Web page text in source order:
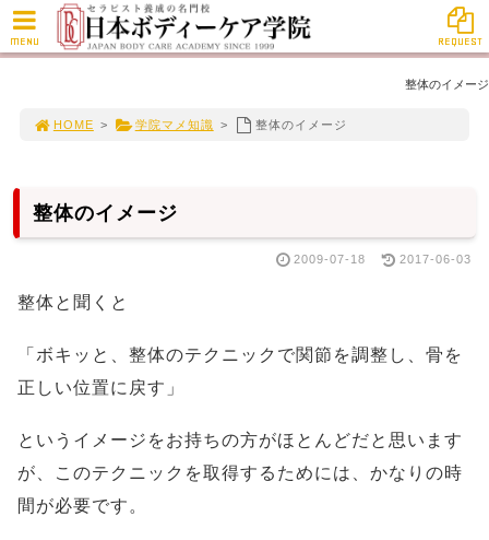
整体のイメージ
HOME > 学院マメ知識 > 整体のイメージ
整体のイメージ
2009-07-18 2017-06-03
整体と聞くと
「ボキッと、整体のテクニックで関節を調整し、骨を
正しい位置に戻す」
というイメージをお持ちの方がほとんどだと思います
が、このテクニックを取得するためには、かなりの時
間が必要です。
MENU REQUEST